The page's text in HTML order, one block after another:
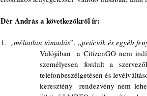
Dér András a következőkről ír:
1.  „méltatlan támadás”, „petíciók és egyéb
Valójában  a CitizenGO nem
személyesen fordult a
telefonbeszélgetésen és
keresztény  rendezvény nem